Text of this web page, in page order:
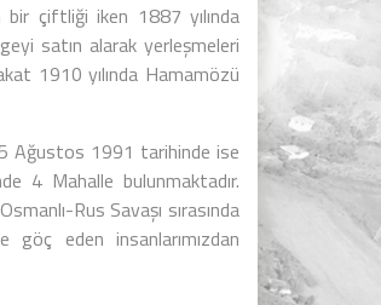
bir çiftliği iken 1887 yılında
satın alarak yerleşmeleri
1910 yılında Hamamözü
Ağustos 1991 tarihinde ise
4 Mahalle bulunmaktadır.
Rus Savaşı sırasında
eden insanlarımızdan